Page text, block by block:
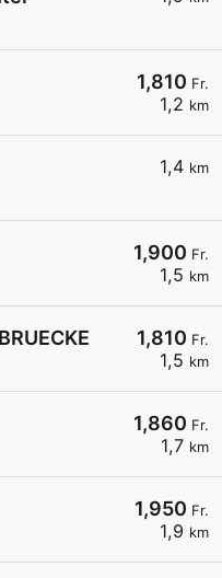
1,810 Fr.
1,2 km
1,4 km
1,900 Fr.
1,5 km
1,810 Fr.
1,5 km
1,860 Fr.
1,7 km
1,950 Fr.
1,9 km